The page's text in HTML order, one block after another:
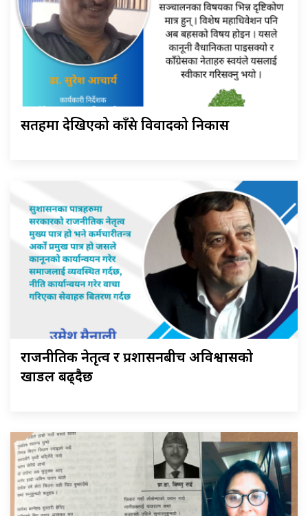
सतहमा देखिएको काँग्रेस विवादको निकास
राजनीतिक नेतृत्व र प्रशासनबीच अविश्वासको
खाडल बढ्दैछ